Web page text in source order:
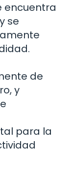
encuentra
se
de
y
para la